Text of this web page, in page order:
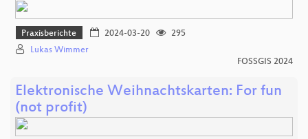
Praxisberichte 2024-03-20
295
Lukas Wimmer
FOSSGIS 2024
Elektronische Weihnachtskarten: For fun
(not profit)